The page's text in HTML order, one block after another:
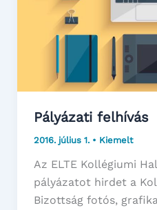
Pályázati felhívás
2016. július 1. • Kiemelt
Az ELTE Kollégiumi
pályázatot hirdet a
Bizottság fotós,